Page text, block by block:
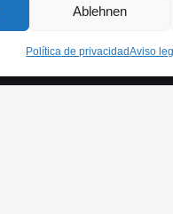
Ablehnen
Política de privacidadAviso
España | ©2024 Todos los